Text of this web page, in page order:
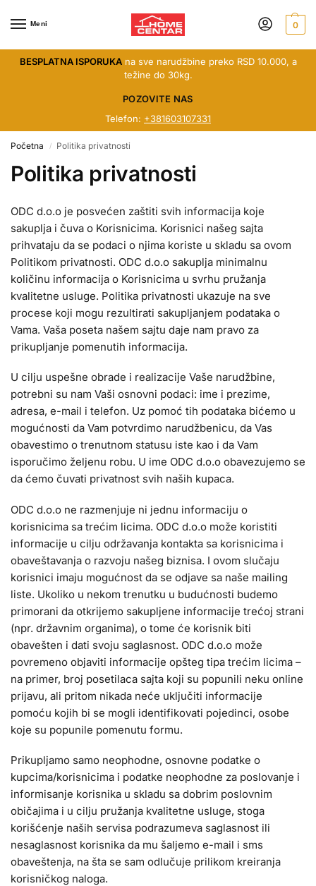
Meni 0
BESPLATNA ISPORUKAna sve narudžbine preko RSD 10.000, a
težine do 30kg.
POZOVITE NAS
Telefon: +381603107331
Početna / Politika privatnosti
Politika privatnosti
ODC d.o.o je posvećen zaštiti svih informacija koje
sakuplja i čuva o Korisnicima. Korisnici našeg sajta
prihvataju da se podaci o njima koriste u skladu sa ovom
Politikom privatnosti. ODC d.o.o sakuplja minimalnu
količinu informacija o Korisnicima u svrhu pružanja
kvalitetne usluge. Politika privatnosti ukazuje na sve
procese koji mogu rezultirati sakupljanjem podataka o
Vama. Vaša poseta našem sajtu daje nam pravo za
prikupljanje pomenutih informacija.
U cilju uspešne obrade i realizacije Vaše narudžbine,
potrebni su nam Vaši osnovni podaci: ime i prezime,
adresa, e-mail i telefon. Uz pomoć tih podataka bićemo u
mogućnosti da Vam potvrdimo narudžbenicu, da Vas
obavestimo o trenutnom statusu iste kao i da Vam
isporučimo željenu robu. U ime ODC d.o.o obavezujemo se
da ćemo čuvati privatnost svih naših kupaca.
ODC d.o.o ne razmenjuje ni jednu informaciju o
korisnicima sa trećim licima. ODC d.o.o može koristiti
informacije u cilju održavanja kontakta sa korisnicima i
obaveštavanja o razvoju našeg biznisa. I ovom slučaju
korisnici imaju mogućnost da se odjave sa naše mailing
liste. Ukoliko u nekom trenutku u budućnosti budemo
primorani da otkrijemo sakupljene informacije trećoj strani
(npr. državnim organima), o tome će korisnik biti
obavešten i dati svoju saglasnost. ODC d.o.o može
povremeno objaviti informacije opšteg tipa trećim licima –
na primer, broj posetilaca sajta koji su popunili neku online
prijavu, ali pritom nikada neće uključiti informacije
pomoću kojih bi se mogli identifikovati pojedinci, osobe
koje su popunile pomenutu formu.
Prikupljamo samo neophodne, osnovne podatke o
kupcima/korisnicima i podatke neophodne za poslovanje i
informisanje korisnika u skladu sa dobrim poslovnim
običajima i u cilju pružanja kvalitetne usluge, stoga
korišćenje naših servisa podrazumeva saglasnost ili
nesaglasnost korisnika da mu šaljemo e-mail i sms
obaveštenja, na šta se sam odlučuje prilikom kreiranja
korisničkog naloga.